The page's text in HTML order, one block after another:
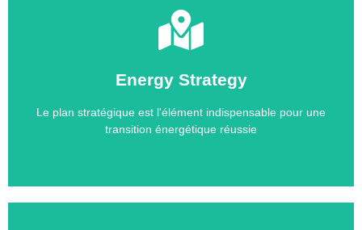
Energy Strategy
Le plan stratégique est l'élément indispensable pour une
transition énergétique réussie
Celui-ci vous garantira d’atteindre vos objectifs
délais et du budget.
Contact